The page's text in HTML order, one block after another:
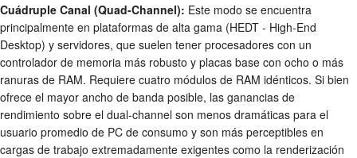
Cuádruple Canal (Quad-Channel): Este modo se encuentra
principalmente en plataformas de alta gama (HEDT - High-End
Desktop) y servidores, que suelen tener procesadores con un
controlador de memoria más robusto y placas base con ocho o más
ranuras de RAM. Requiere cuatro módulos de RAM idénticos. Si bien
ofrece el mayor ancho de banda posible, las ganancias de
rendimiento sobre el dual-channel son menos dramáticas para el
usuario promedio de PC de consumo y son más perceptibles en
cargas de trabajo extremadamente exigentes como la renderización